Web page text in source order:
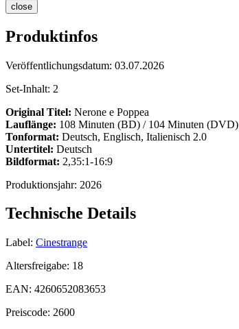
close
Produktinfos
Veröffentlichungsdatum: 03.07.2026
Set-Inhalt: 2
Original Titel: Nerone e Poppea
Lauflänge: 108 Minuten (BD) / 104 Minuten (DVD)
Tonformat: Deutsch, Englisch, Italienisch 2.0
Untertitel: Deutsch
Bildformat: 2,35:1-16:9
Produktionsjahr: 2026
Technische Details
Label: Cinestrange
Altersfreigabe: 18
EAN: 4260652083653
Preiscode: 2600